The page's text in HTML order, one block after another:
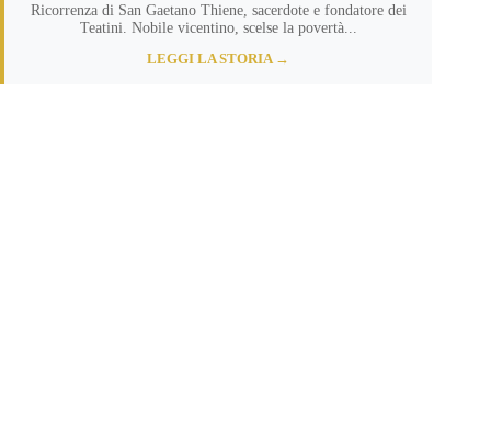
Ricorrenza di San Gaetano Thiene, sacerdote e fondatore dei
Teatini. Nobile vicentino, scelse la povertà...
LEGGI LA STORIA →